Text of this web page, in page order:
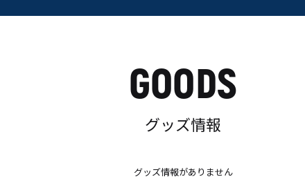
GOODS
グッズ情報
グッズ情報がありません